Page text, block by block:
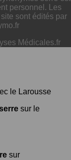
personnel. Les
sont édités par
Médicales.fr
le Larousse
sur le
sur